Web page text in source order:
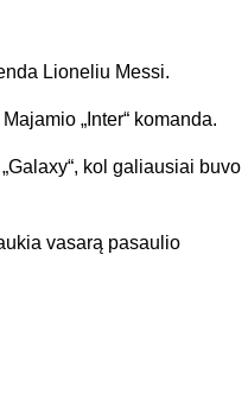
Lioneliu Messi.
„Inter“ komanda.
kol galiausiai buvo
vasarą pasaulio